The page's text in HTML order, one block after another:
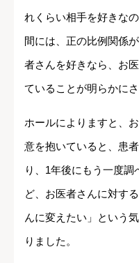
れくらい相手を好きな
間には、正の比例関係
者さんを好きなら、お
ていることが明らかにさ
ホールによりますと、
意を抱いていると、患
り、1年後にもう一度
ど、お医者さんに対す
んに変えたい」という
りました。